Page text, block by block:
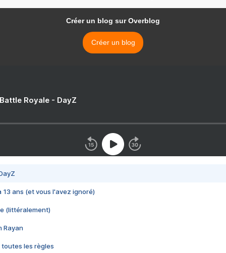
Créer un blog sur Overblog
Créer un blog
Royale - DayZ
13 ans (et vous l'avez ignoré)
(littéralement)
Rayan
toutes les règles